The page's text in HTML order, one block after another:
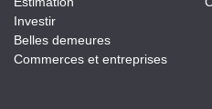
Investir
Belles demeures
Commerces et entreprises